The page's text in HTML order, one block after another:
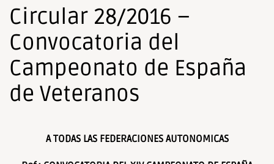
sistema
de
accesibilidad.
Circular 28/2016 –
Convocatoria del
Campeonato de España
de Veteranos
A TODAS LAS FEDERACIONES AUTONOMICAS